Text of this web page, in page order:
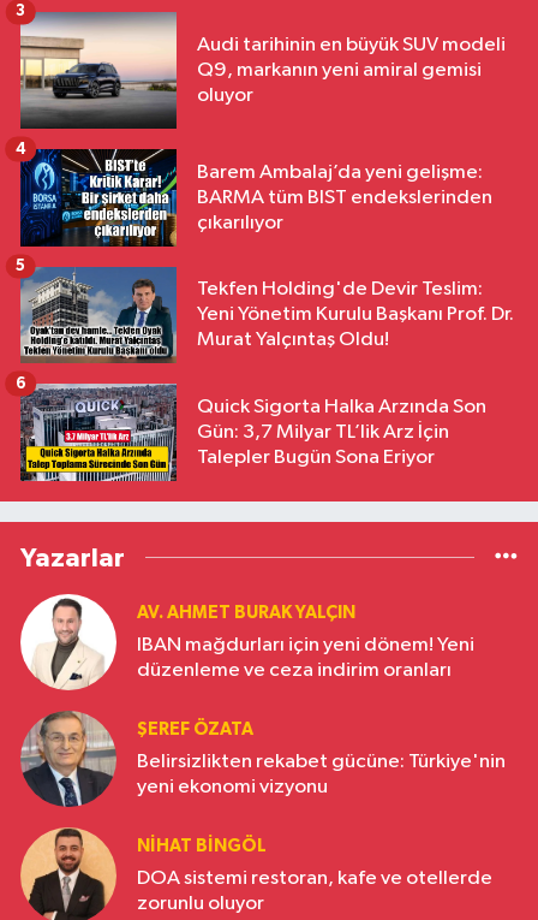
Audi tarihinin en büyük SUV modeli
Q9, markanın yeni amiral gemisi
oluyor
3
Barem Ambalaj’da yeni gelişme:
BARMA tüm BIST endekslerinden
çıkarılıyor
4
Tekfen Holding'de Devir Teslim:
Yeni Yönetim Kurulu Başkanı Prof. Dr.
Murat Yalçıntaş Oldu!
5
Quick Sigorta Halka Arzında Son
Gün: 3,7 Milyar TL’lik Arz İçin
Talepler Bugün Sona Eriyor
6
Yazarlar
AV. AHMET BURAK YALÇIN
IBAN mağdurları için yeni dönem! Yeni
düzenleme ve ceza indirim oranları
ŞEREF ÖZATA
Belirsizlikten rekabet gücüne: Türkiye'nin
yeni ekonomi vizyonu
NIHAT BINGÖL
DOA sistemi restoran, kafe ve otellerde
zorunlu oluyor